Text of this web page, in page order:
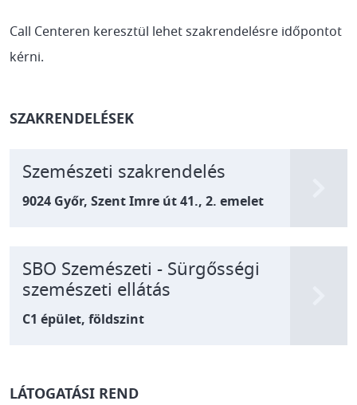
Call Centeren keresztül lehet szakrendelésre időpontot
kérni.
SZAKRENDELÉSEK
Szemészeti szakrendelés
9024 Győr, Szent Imre út 41., 2. emelet
SBO Szemészeti - Sürgősségi
szemészeti ellátás
C1 épület, földszint
LÁTOGATÁSI REND